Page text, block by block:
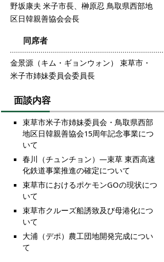
野坂康夫 米子市長、榊原忍 鳥取県西部地
区日韓親善協会会長
同席者
金景源（キム・ギョンウォン） 束草市・
米子市姉妹委員会委員長
面談内容
束草市米子市姉妹委員会・鳥取県西部
地区日韓親善協会15周年記念事業につ
いて
春川（チュンチョン）―束草 東西高速
化鉄道事業推進の確定について
束草市におけるポケモンGOの現状につ
いて
束草市クルーズ船誘致及び母港化につ
いて
大浦（デポ）農工団地開発完成につい
て